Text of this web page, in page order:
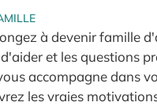
à devenir famille
et les questions
accompagne dans
les vraies